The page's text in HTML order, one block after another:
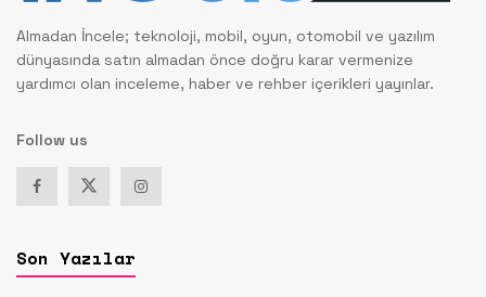
Almadan İncele; teknoloji, mobil, oyun, otomobil ve yazılım
dünyasında satın almadan önce doğru karar vermenize
yardımcı olan inceleme, haber ve rehber içerikleri yayınlar.
Follow us
Son Yazılar